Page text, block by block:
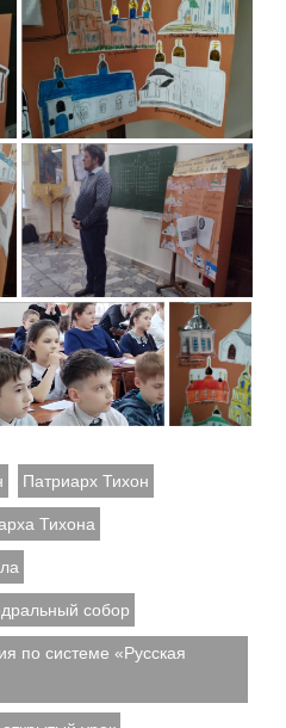
Патриарх Тихон
Тихона
собор
по системе «Русская